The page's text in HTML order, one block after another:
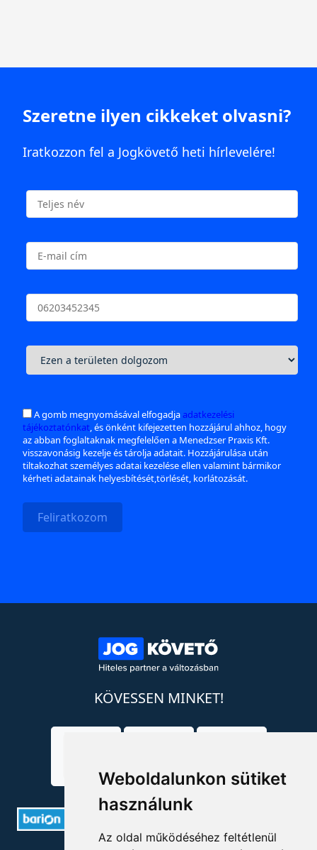
Weboldalunkon sütiket
használunk
Az oldal működéséhez feltétlenül
Szeretne ilyen cikkeket olvasni?
Iratkozzon fel a Jogkövető heti hírlevelére!
A gomb megnyomásával elfogadjaadatkezelési
tájékoztatónkat, és önként kifejezetten hozzájárul ahhoz, hogy
az abban foglaltaknak megfelelően a Menedzser Praxis Kft.
visszavonásig kezelje és tárolja adatait. Hozzájárulása után
tiltakozhat személyes adatai kezelése ellen valamint bármikor
kérheti adatainak helyesbítését,törlését, korlátozását.
Feliratkozom
KÖVESSEN MINKET!